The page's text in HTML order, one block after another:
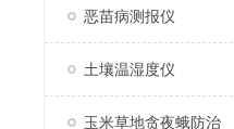
恶苗病测报仪
土壤温湿度仪
玉米草地贪夜蛾防治